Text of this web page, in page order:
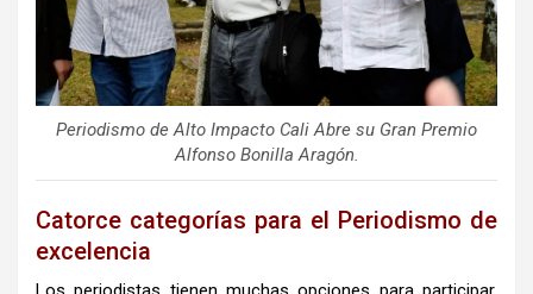
Periodismo de Alto Impacto Cali Abre su Gran Premio
Alfonso Bonilla Aragón.
Catorce categorías para el Periodismo de
excelencia